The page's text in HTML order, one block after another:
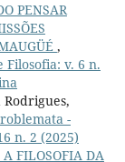
PENSAR
,
v. 6 n.
-
n. 2 (2025)
FILOSOFIA DA